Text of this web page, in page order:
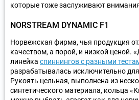
которые тоже заслуживают
NORSTREAM DYNAMIC F1
Норвежская фирма, чья продукция
качеством, а порой, и низкой ценой.
линейка спиннингов с разными
разрабатывалась исключительно
Рукоять цельная, выполнена из
синтетического материала, кольца